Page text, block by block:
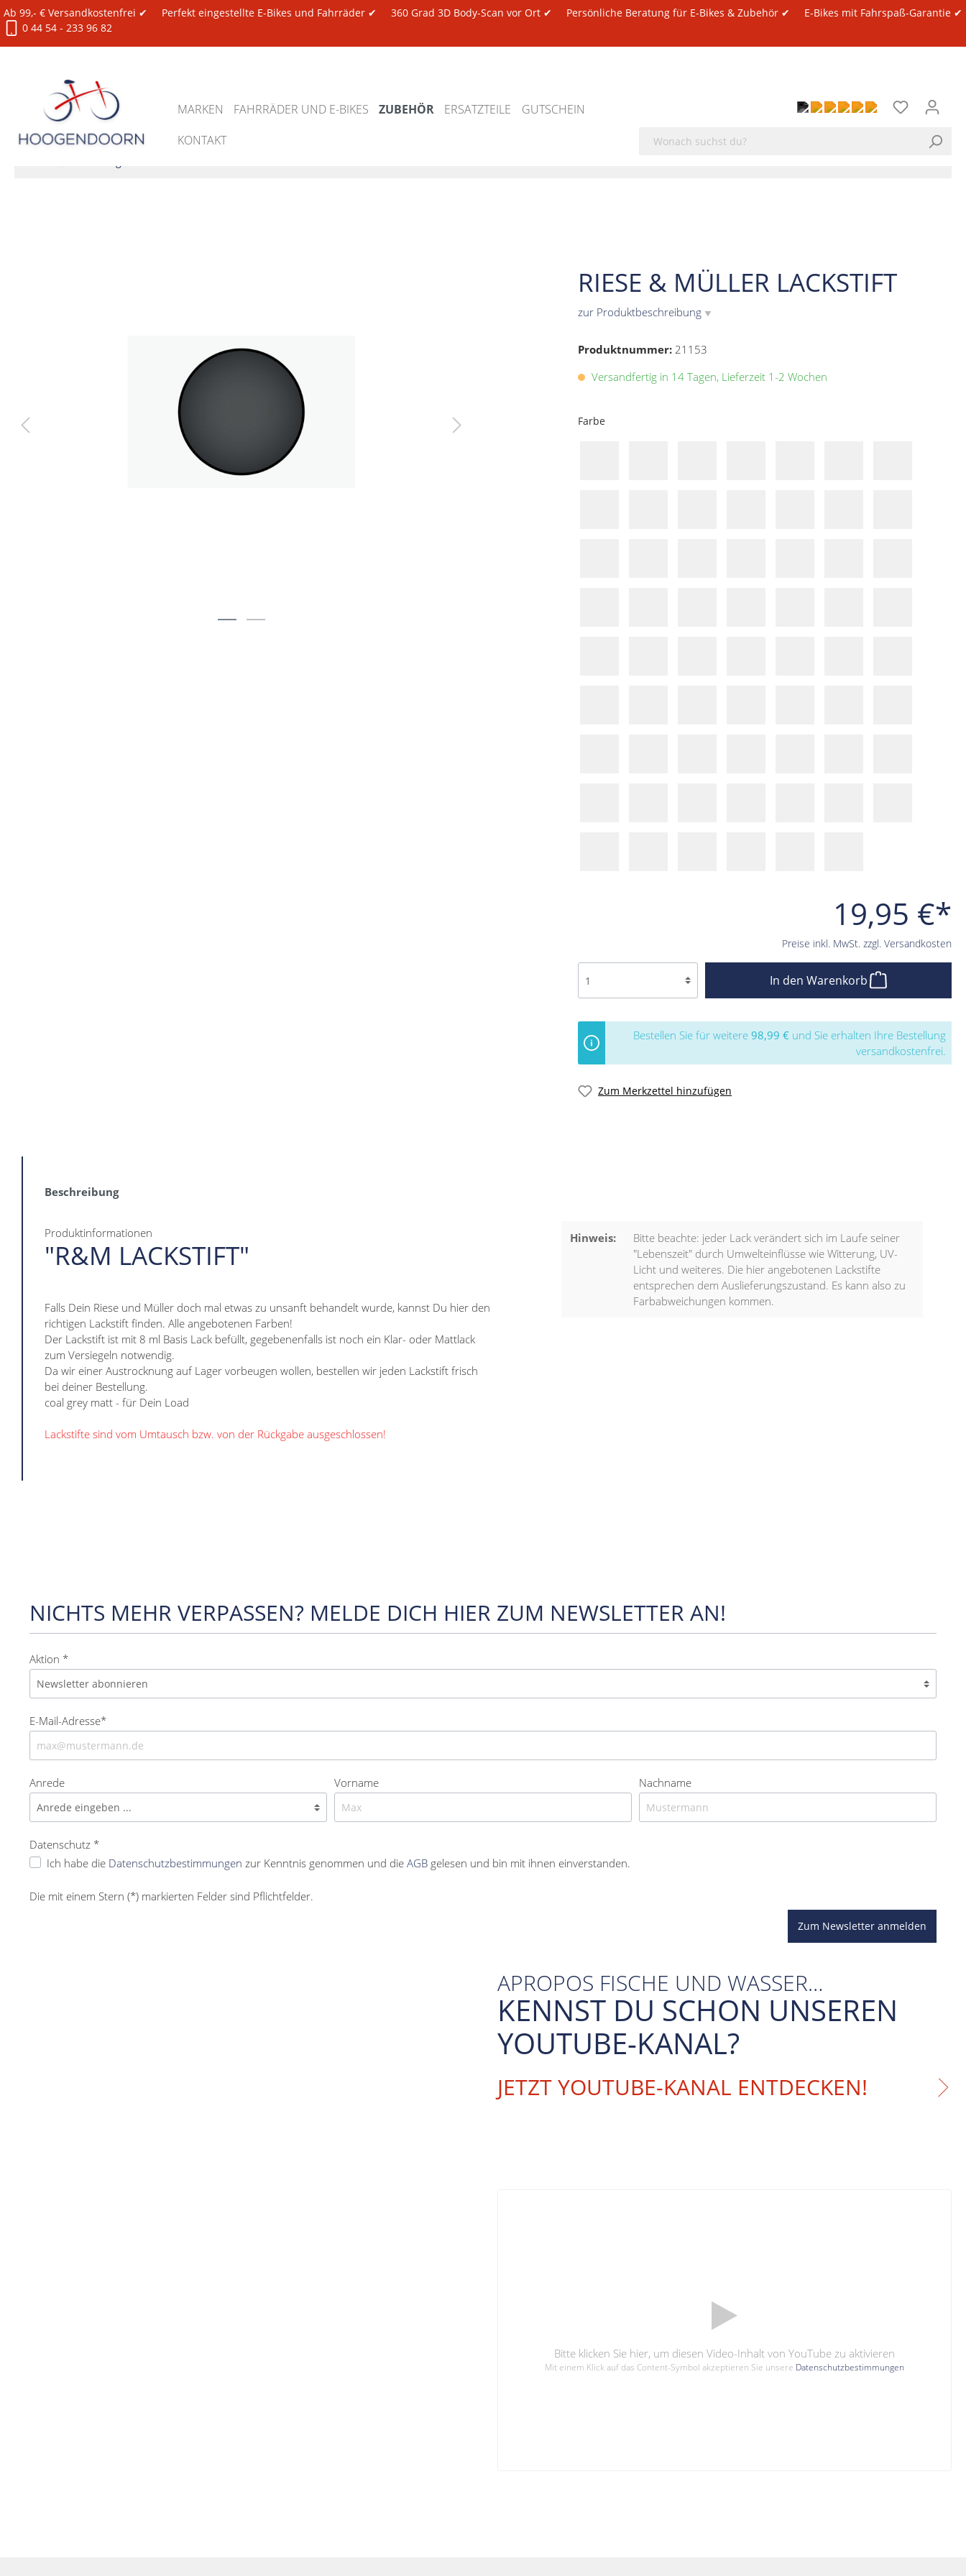
Ab 99,- € Versandkostenfrei ✔ Perfekt eingestellte E-Bikes und Fahrräder ✔ 360 Grad 3D Body-Scan vor Ort ✔ Persönliche Beratung für E-Bikes & Zubehör ✔
E-Bikes mit Fahrspaß-Garantie ✔
0 44 54 - 233 96 82
MARKEN FAHRRÄDER UND E-BIKES ZUBEHÖR ERSATZTEILE
GUTSCHEIN
KONTAKT
RIESE & MÜLLER LACKSTIFT
zur Produktbeschreibung ▼
Produktnummer: 21153
19,95 €*
Preise inkl. MwSt. zzgl. Versandkosten
Versandfertig in 14 Tagen, Lieferzeit 1-2 Wochen
Farbe
In den Warenkorb
Bestellen Sie für weitere 98,99 € und Sie erhalten Ihre Bestellung
versandkostenfrei.
Zum Merkzettel hinzufügen
Beschreibung
Produktinformationen
"R&M LACKSTIFT"
Falls Dein Riese und Müller doch mal etwas zu unsanft behandelt wurde, kannst Du hier den
richtigen Lackstift finden. Alle angebotenen Farben!
Der Lackstift ist mit 8 ml Basis Lack befüllt, gegebenenfalls ist noch ein Klar- oder Mattlack
zum Versiegeln notwendig.
Da wir einer Austrocknung auf Lager vorbeugen wollen, bestellen wir jeden Lackstift frisch
bei deiner Bestellung.
coal grey matt - für Dein Load
Lackstifte sind vom Umtausch bzw. von der Rückgabe ausgeschlossen!
Hinweis:
Bitte beachte: jeder Lack verändert sich im Laufe seiner
"Lebenszeit" durch Umwelteinflüsse wie Witterung, UV-
Licht und weiteres. Die hier angebotenen Lackstifte
entsprechen dem Auslieferungszustand. Es kann also zu
Farbabweichungen kommen.
NICHTS MEHR VERPASSEN? MELDE DICH HIER ZUM NEWSLETTER AN!
Aktion *
E-Mail-Adresse*
Anrede Vorname Nachname
Datenschutz *
Ich habe die Datenschutzbestimmungen zur Kenntnis genommen und die AGB gelesen und bin mit ihnen einverstanden.
Die mit einem Stern (*) markierten Felder sind Pflichtfelder.
Zum Newsletter anmelden
APROPOS FISCHE UND WASSER…
KENNST DU SCHON UNSEREN
YOUTUBE-KANAL?
JETZT YOUTUBE-KANAL ENTDECKEN!
Bitte klicken Sie hier, um diesen Video-Inhalt von YouTube zu aktivieren
Mit einem Klick auf das Content-Symbol akzeptieren Sie unsere Datenschutzbestimmungen